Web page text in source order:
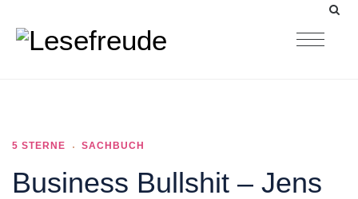
5 STERNE SACHBUCH
Business Bullshit – Jens